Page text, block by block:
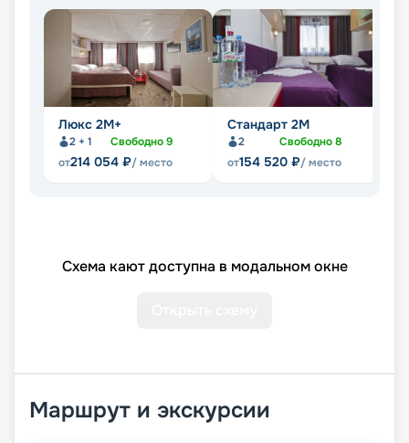
Люкс 2М+
2 + 1 Свободно9
от214 054 ₽/ место
Стандарт 2M
2 Свободно8
от154 520 ₽/ место
Схема кают доступна в модальном окне
Маршрут и экскурсии